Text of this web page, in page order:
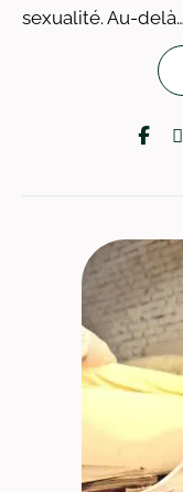
sexualité. Au-delà…